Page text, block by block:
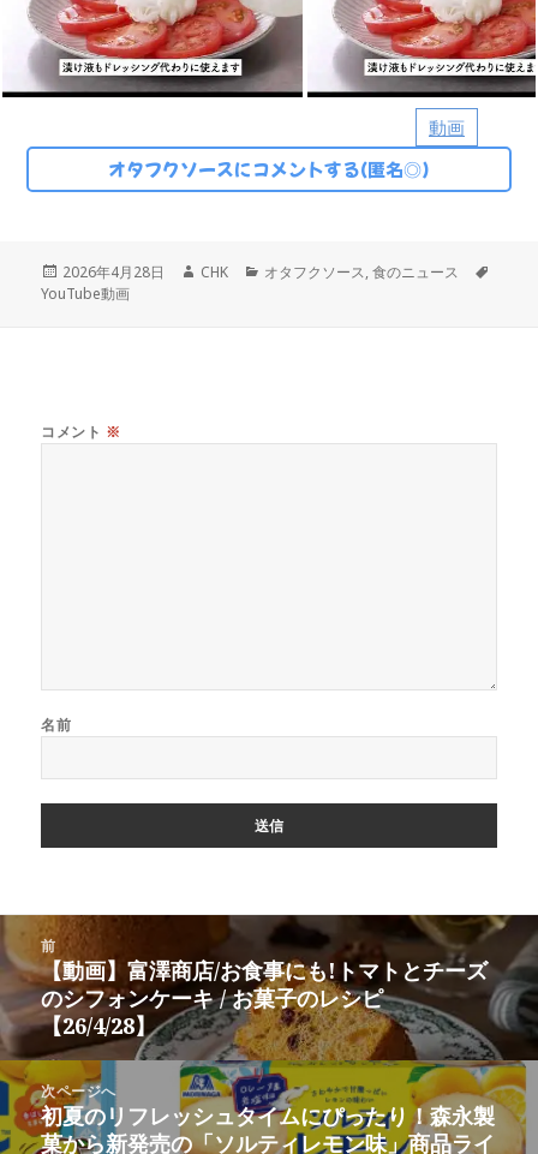
動画
オタフクソースにコメントする(匿名◎)
投
稿
2026年4月28日
作
CHK
カ
オタフクソース,食のニュース
YouTube動画
コメント ※
名前
稿
ビ
ゲ
ー
シ
ョ
前
前
の
投
稿:
【動画】富澤商店/お食事にも!トマトとチーズ
のシフォンケーキ / お菓子のレシピ
【26/4/28】
次ページへ
次
の
初夏のリフレッシュタイムにぴったり！森永製
菓から新発売の「ソルティレモン味」商品ライ